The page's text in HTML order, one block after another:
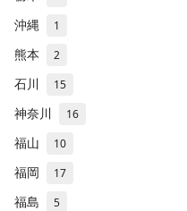
沖縄 1
熊本 2
石川 15
神奈川 16
福山 10
福岡 17
福島 5